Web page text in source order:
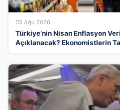
05 Ağu 2026
Türkiye’nin Nisan Enflasyon
Açıklanacak? Ekonomistlerin